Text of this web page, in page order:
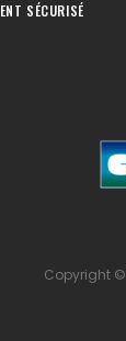
SÉCURISÉ
Copyright©